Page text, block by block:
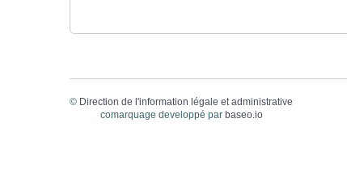
© Direction de l'information légale et administrative
comarquage developpé par baseo.io